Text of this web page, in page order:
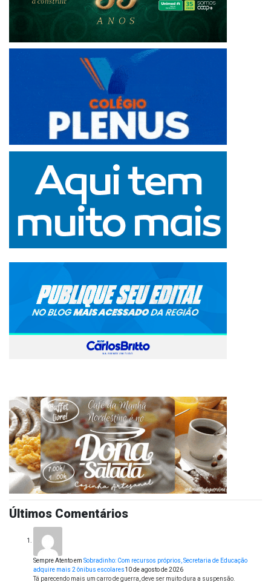
Últimos Comentários
Sempre Atentoem Sobradinho: Com recursos próprios, Secretaria de Educação
adquire mais 2 ônibus escolares10 de agosto de 2026
Tá parecendo mais um carro de guerra, deve ser muito dura a suspensão.